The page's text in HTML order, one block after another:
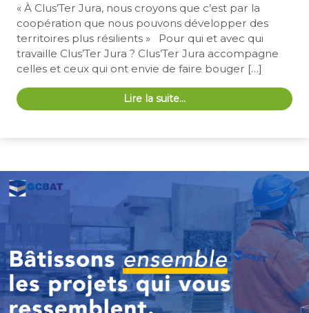
« À Clus’Ter Jura, nous croyons que c’est par la
coopération que nous pouvons développer des
territoires plus résilients » Pour qui et avec qui
travaille Clus’Ter Jura ? Clus’Ter Jura accompagne
celles et ceux qui ont envie de faire bouger […]
Lire la suite…